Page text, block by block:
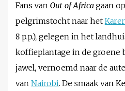
Fans van Out of Africa gaan
pelgrimstocht naar het
8 p.p.), gelegen in het
koffieplantage in de groene
jawel, vernoemd naar de
van Nairobi. De smaak van